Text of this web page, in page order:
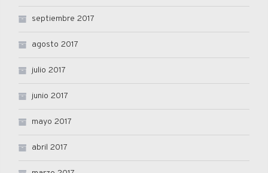
septiembre 2017
agosto 2017
julio 2017
junio 2017
mayo 2017
abril 2017